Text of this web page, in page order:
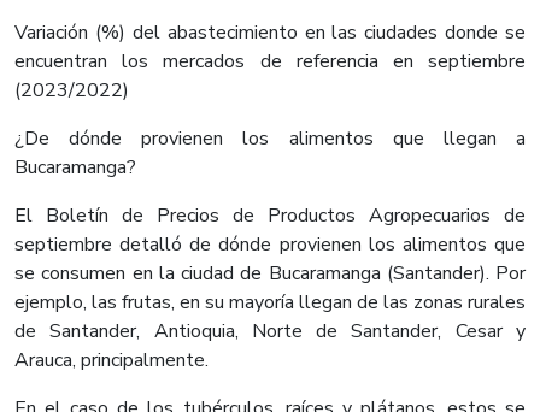
Variación (%) del abastecimiento en las ciudades donde se
encuentran los mercados de referencia en septiembre
(2023/2022)
¿De dónde provienen los alimentos que llegan a
Bucaramanga?
El Boletín de Precios de Productos Agropecuarios de
septiembre detalló de dónde provienen los alimentos que
se consumen en la ciudad de Bucaramanga (Santander). Por
ejemplo, las frutas, en su mayoría llegan de las zonas rurales
de Santander, Antioquia, Norte de Santander, Cesar y
Arauca, principalmente.